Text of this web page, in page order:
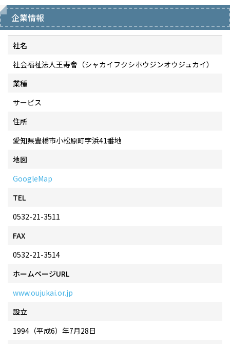
企業情報
社名
社会福祉法人王寿會（シャカイフクシホウジンオウジュカイ）
業種
サービス
住所
愛知県豊橋市小松原町字浜41番地
地図
GoogleMap
TEL
0532-21-3511
FAX
0532-21-3514
ホームページURL
www.oujukai.or.jp
設立
1994（平成6）年7月28日